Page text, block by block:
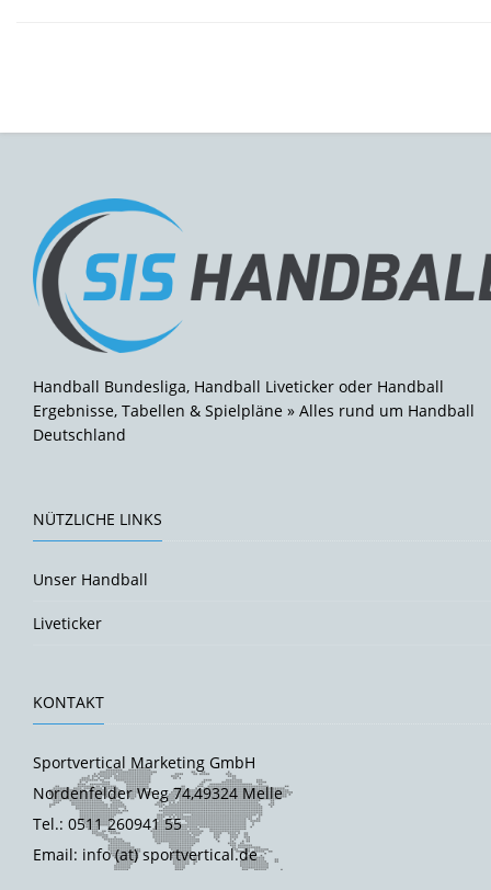
Handball Bundesliga, Handball Liveticker oder Handball
Ergebnisse, Tabellen & Spielpläne » Alles rund um Handball
Deutschland
NÜTZLICHE LINKS
Unser Handball
Liveticker
KONTAKT
Sportvertical Marketing GmbH
Nordenfelder Weg 74,49324 Melle
Tel.: 0511 260941 55
Email: info (at) sportvertical.de